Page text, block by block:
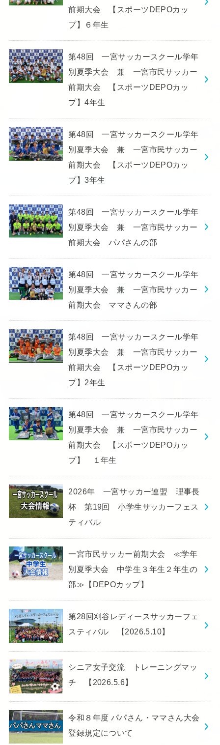
前期大会 【スポーツDEPOカッ
プ】６年生
第48回 一宮サッカースクール学年
別夏季大会 兼 一宮市民サッカー
前期大会 【スポーツDEPOカッ
プ】4年生
第48回 一宮サッカースクール学年
別夏季大会 兼 一宮市民サッカー
前期大会 【スポーツDEPOカッ
プ】3年生
第48回 一宮サッカースクール学年
別夏季大会 兼 一宮市民サッカー
前期大会 パパさんの部
第48回 一宮サッカースクール学年
別夏季大会 兼 一宮市民サッカー
前期大会 ママさんの部
第48回 一宮サッカースクール学年
別夏季大会 兼 一宮市民サッカー
前期大会 【スポーツDEPOカッ
プ】2年生
第48回 一宮サッカースクール学年
別夏季大会 兼 一宮市民サッカー
前期大会 【スポーツDEPOカッ
プ】 １年生
2026年 一宮サッカー連盟 理事長
杯 第19回 小学生サッカーフェス
ティバル
一宮市民サッカー前期大会 ≪学年
別夏季大会 中学生３年生２年生の
部≫【DEPOカップ】
第28回刈谷レディースサッカーフェ
スティバル 【2026.5.10】
シニア女子交流 トレーニングマッ
チ 【2026.5.6】
令和８年度 パパさん・ママさん大会
登録規定について